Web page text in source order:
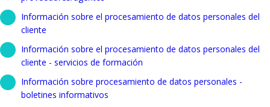
Información sobre el procesamiento de datos personales del
cliente
Información sobre el procesamiento de datos personales del
cliente - servicios de formación
Información sobre procesamiento de datos personales -
boletines informativos